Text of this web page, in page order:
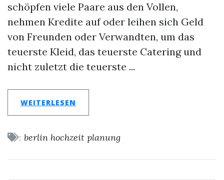
schöpfen viele Paare aus den Vollen,
nehmen Kredite auf oder leihen sich Geld
von Freunden oder Verwandten, um das
teuerste Kleid, das teuerste Catering und
nicht zuletzt die teuerste ...
WEITERLESEN
: berlin hochzeit planung